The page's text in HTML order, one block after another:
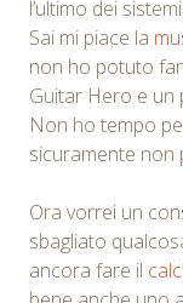
l’ultimo dei
Sai mi piace la
non ho potuto
Guitar Hero e un
Non ho tempo
sicuramente non
Ora vorrei un
sbagliato
ancora fare il